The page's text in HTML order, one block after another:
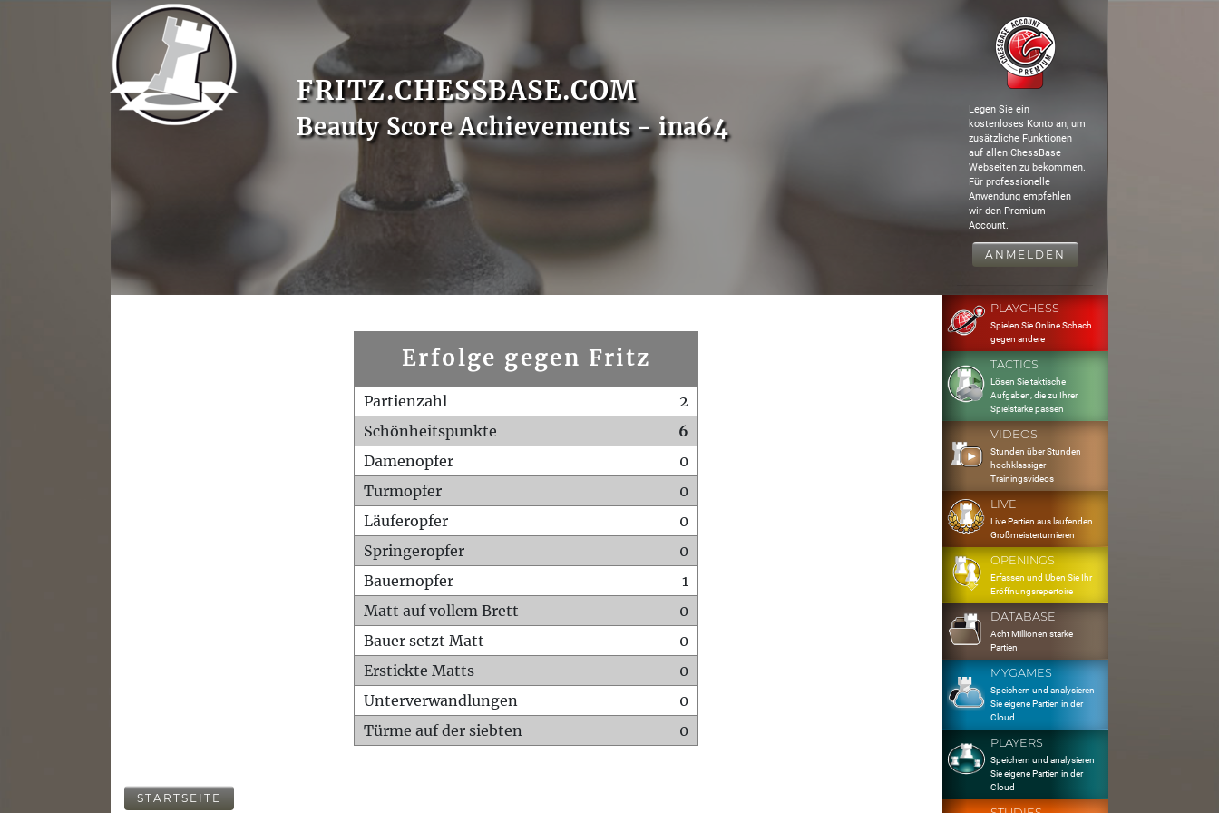
FRITZ.CHESSBASE.COM
Beauty Score Achievements - ina64
Legen Sie ein
kostenloses Konto an, um
zusätzliche Funktionen
auf allen ChessBase
Webseiten zu bekommen.
Für professionelle
Anwendung empfehlen
wir den Premium
Account.
ANMELDEN
Erfolge gegen Fritz
Partienzahl
2
Schönheitspunkte
6
Damenopfer
0
Turmopfer
0
Läuferopfer
0
Springeropfer
0
Bauernopfer
1
Matt auf vollem Brett
0
Bauer setzt Matt
0
Erstickte Matts
0
Unterverwandlungen
0
Türme auf der siebten
0
STARTSEITE
PLAYCHESS
Spielen Sie Online Schach
gegen andere
TACTICS
Lösen Sie taktische
Aufgaben, die zu Ihrer
Spielstärke passen
VIDEOS
Stunden über Stunden
hochklassiger
Trainingsvideos
LIVE
Live Partien aus laufenden
Großmeisterturnieren
OPENINGS
Erfassen und Üben Sie Ihr
Eröffnungsrepertoire
DATABASE
Acht Millionen starke
Partien
MYGAMES
Speichern und analysieren
Sie eigene Partien in der
Cloud
PLAYERS
Speichern und analysieren
Sie eigene Partien in der
Cloud